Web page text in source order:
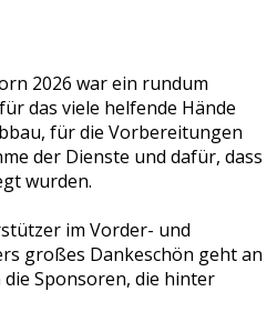
2026 war ein rundum
das viele helfende Hände
für die Vorbereitungen
der Dienste und dafür, dass
wurden.
im Vorder- und
großes Dankeschön geht an
Sponsoren, die hinter